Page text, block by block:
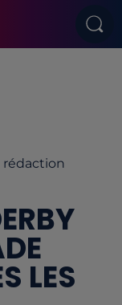
rédaction
LES